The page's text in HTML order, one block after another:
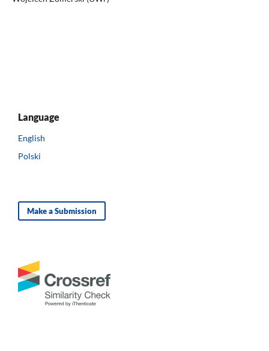
Language
English
Polski
Make a Submission